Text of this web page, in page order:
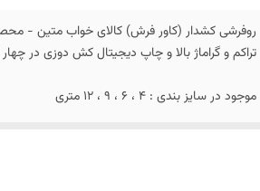
روفرشی کشدار (کاور فرش) کالای خواب متین -
تراکم و گراماژ بالا و چاپ دیجیتال کش دوزی
موجود در سایز بندی : 4 ، 6 ، 9 ، 12 متری